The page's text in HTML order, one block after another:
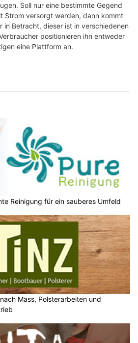
Soll nur eine bestimmte Gegend
Strom versorgt werden, dann kommt
in Betracht, dieser ist in verschiedenen
positionieren ihn entweder
eine Plattform an.
Reinigung für ein sauberes Umfeld
Mass, Polsterarbeiten und